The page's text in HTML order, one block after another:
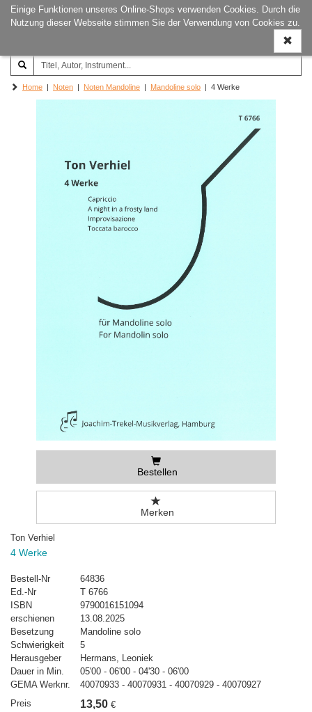
Einige Funktionen unseres Online-Shops verwenden Cookies. Durch die
Nutzung dieser Webseite stimmen Sie der Verwendung von Cookies zu.
ein-/
Joachim‐Trekel‐Musikverlag,
Hamburg
Home | Noten | Noten Mandoline | Mandoline solo | 4 Werke
Bestellen
Merken
Ton Verhiel
4 Werke
Bestell-Nr
64836
Ed.-Nr
T 6766
ISBN
9790016151094
erschienen
13.08.2025
Besetzung
Mandoline solo
Schwierigkeit
5
Herausgeber
Hermans, Leoniek
Dauer in Min.
05'00 - 06'00 - 04'30 - 06'00
GEMA Werknr.
40070933 - 40070931 - 40070929 - 40070927
Preis
13,50 €